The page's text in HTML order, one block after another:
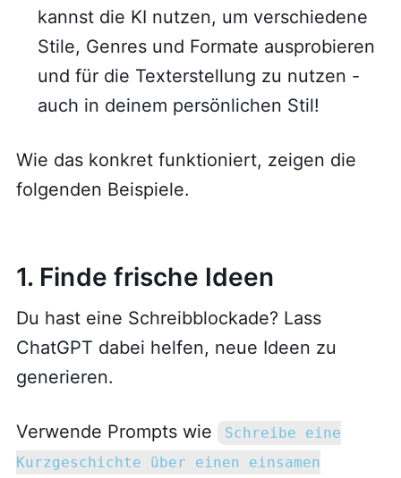
kannst die KI nutzen, um verschiedene
Stile, Genres und Formate ausprobieren
und für die Texterstellung zu nutzen -
auch in deinem persönlichen Stil!
Wie das konkret funktioniert, zeigen die
folgenden Beispiele.
1. Finde frische Ideen
Du hast eine Schreibblockade? Lass
ChatGPT dabei helfen, neue Ideen zu
generieren.
Verwende Prompts wie
Schreibe eine
Kurzgeschichte über einen einsamen